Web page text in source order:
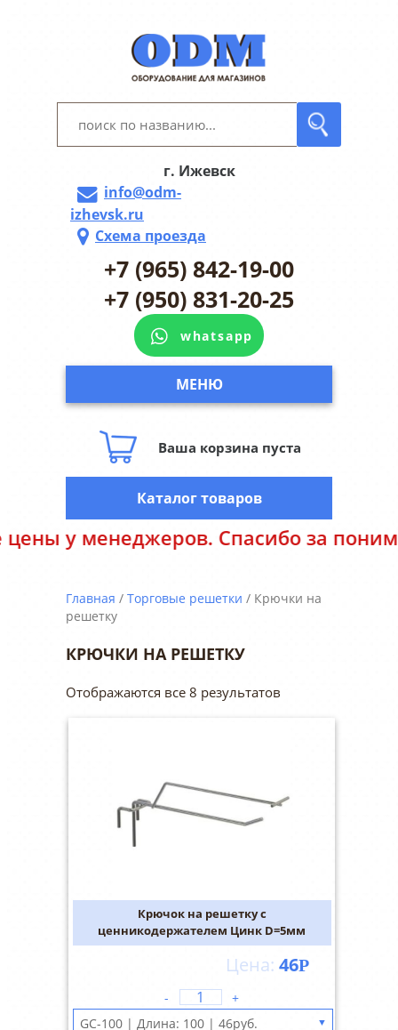
г. Ижевск
info@odm-
izhevsk.ru
Схема проезда
+7 (965) 842-19-00
+7 (950) 831-20-25
whatsapp
МЕНЮ
Ваша корзина пуста
Спасибо за понимание.
Каталог товаров
Главная / Торговые решетки / Крючки на
решетку
КРЮЧКИ НА РЕШЕТКУ
Отображаются все 8 результатов
Крючок на решетку с
ценникодержателем Цинк D=5мм
46Р
- +
▼